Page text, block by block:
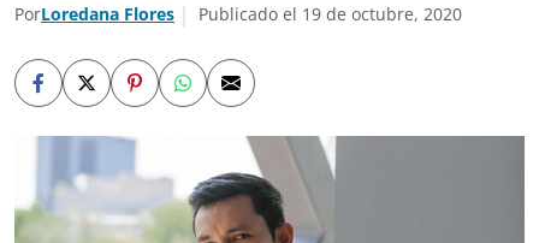
PorLoredana Flores Publicado el 19 de octubre, 2020